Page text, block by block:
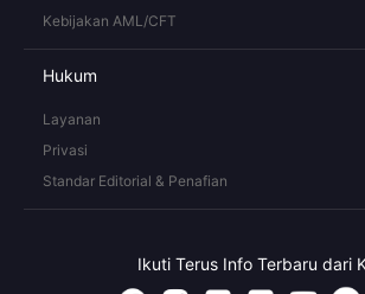
Kebijakan AML/CFT
Hukum
Layanan
Privasi
Standar Editorial & Penafian
Ikuti Terus Info Terbaru dari